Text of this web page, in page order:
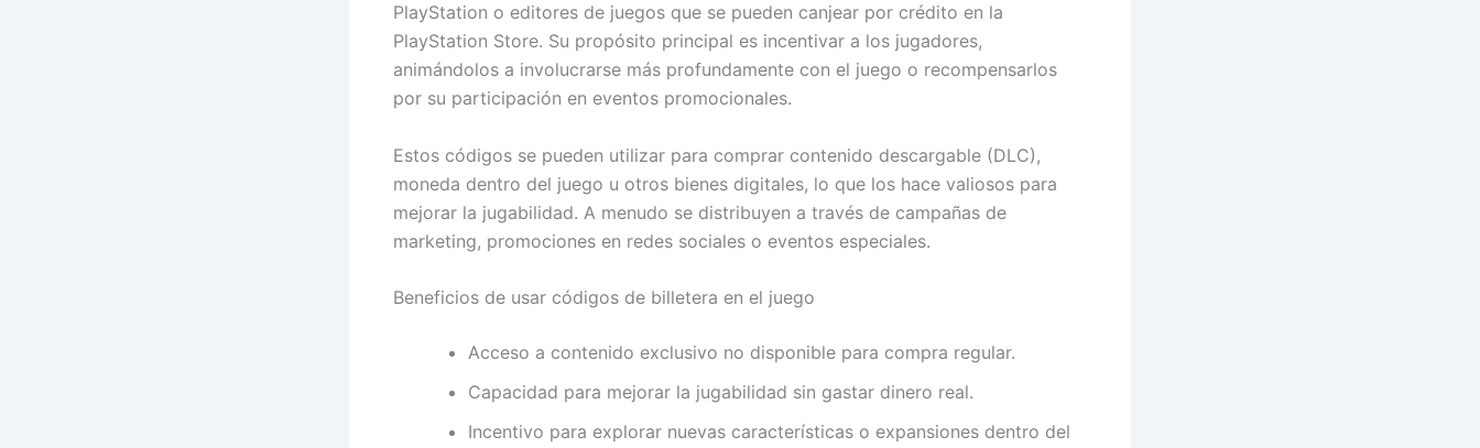
PlayStation o editores de juegos que se pueden canjear por crédito en la
PlayStation Store. Su propósito principal es incentivar a los jugadores,
animándolos a involucrarse más profundamente con el juego o recompensarlos
por su participación en eventos promocionales.
Estos códigos se pueden utilizar para comprar contenido descargable (DLC),
moneda dentro del juego u otros bienes digitales, lo que los hace valiosos para
mejorar la jugabilidad. A menudo se distribuyen a través de campañas de
marketing, promociones en redes sociales o eventos especiales.
Beneficios de usar códigos de billetera en el juego
Acceso a contenido exclusivo no disponible para compra regular.
Capacidad para mejorar la jugabilidad sin gastar dinero real.
Incentivo para explorar nuevas características o expansiones dentro del